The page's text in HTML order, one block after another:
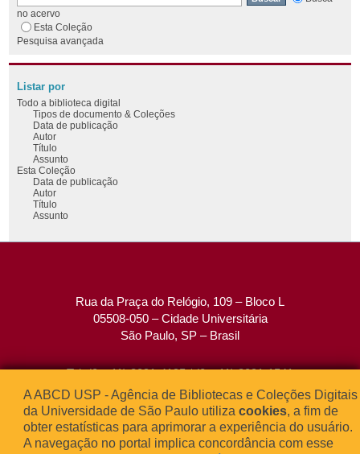
no acervo
Esta Coleção
Pesquisa avançada
Listar por
Todo a biblioteca digital
Tipos de documento & Coleções
Data de publicação
Autor
Título
Assunto
Esta Coleção
Data de publicação
Autor
Título
Assunto
Rua da Praça do Relógio, 109 – Bloco L
05508-050 – Cidade Universitária
São Paulo, SP – Brasil
Tel: (0xx11) 3091-4195 / (0xx11) 3091-1541
Fax: (0xx11) 3091-1567
E-mail:atendimento@abcd.usp.br
A ABCD USP - Agência de Bibliotecas e Coleções Digitais
da Universidade de São Paulo utiliza cookies, a fim de
obter estatísticas para aprimorar a experiência do usuário.
A navegação no portal implica concordância com esse